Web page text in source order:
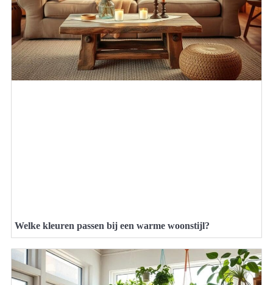
Welke kleuren passen bij een warme woonstijl?